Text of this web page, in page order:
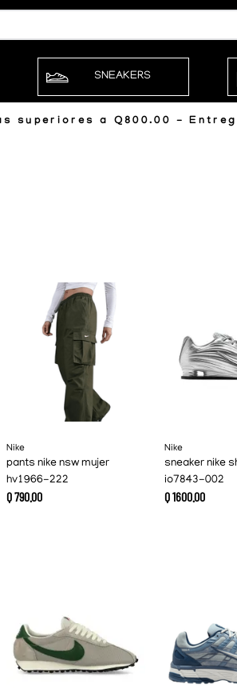
SNEAKERS
superiores a Q800.00 -
Nike
pants nike nsw mujer
hv1966-222
Q79000
Nike
sneaker nike
io7843-002
Q160000